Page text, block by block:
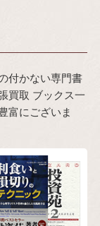
付かない専門書
買取 ブックス一
富にございま